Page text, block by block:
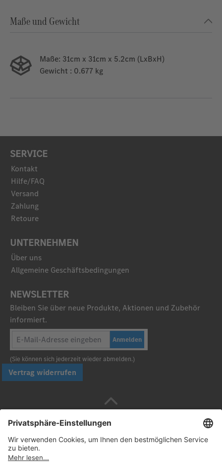
Maße und Gewicht
Maße: 31cm x 31cm x 5.2cm (LxBxH)
Gewicht : 0.677 kg
SERVICE
Kontakt
Hilfe/FAQ
Versand
Zahlung
Retoure
UNTERNEHMEN
Über uns
Allgemeine Geschäftsbedingungen
NEWSLETTER
Bleiben Sie über neue Produkte, Aktionen und Zubehör
informiert.
Anmelden
(Sie können sich jederzeit wieder abmelden.)
Vertrag widerrufen
Sicher bezahlen mit